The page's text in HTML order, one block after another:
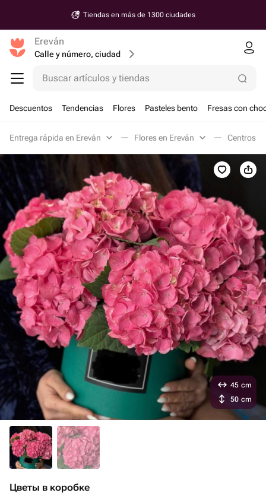
Tiendas en más de 1300 ciudades
Ereván
Calle y número, ciudad
Buscar artículos y tiendas
Descuentos Tendencias Flores Pasteles bento Fresas con
Entrega rápida en Ereván Flores en Ereván Centros
Цветы в коробке
45 cm
50 cm